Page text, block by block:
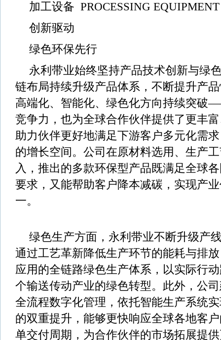
加工设备 PROCESSING EQUIPMENT
创新驱动
绿色环保先行
永利带业始终坚持产品技术创新与绿
链布局持续升级产品体系，不断提升产
高端化、智能化、绿色化方向持续突破
竞争力，也为全球合作伙伴提供了更丰
助力伙伴更好地满足下游客户多元化需
的增长空间。公司在原材料选用、生产
入，推出的多款环保型产品既满足全球
要求，又能帮助客户降本减碳，实现产
一。
绿色生产方面，永利带业不断升级产
通过工艺革新降低生产环节的能耗与排
应用的全链路绿色生产体系，以实际行
个输送传动产业的绿色转型。此外，公
全流程数字化管理，依托智能生产系统
的双重提升，能够更快响应全球各地客
单交付周期，为合作伙伴的市场拓展提